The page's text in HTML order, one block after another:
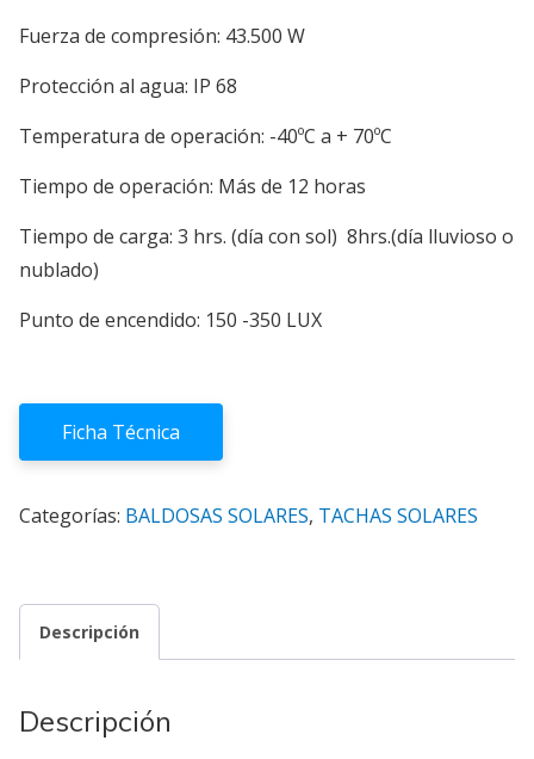
Fuerza de compresión: 43.500 W
Protección al agua: IP 68
Temperatura de operación: -40ºC a + 70ºC
Tiempo de operación: Más de 12 horas
Tiempo de carga: 3 hrs. (día con sol) 8hrs.(día lluvioso o
nublado)
Punto de encendido: 150 -350 LUX
Ficha Técnica
Categorías: BALDOSAS SOLARES, TACHAS SOLARES
Descripción
Descripción